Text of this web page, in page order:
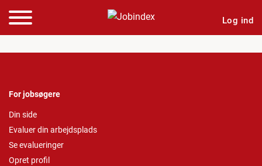
Log ind
For jobsøgere
Din side
Evaluer din arbejdsplads
Se evalueringer
Opret profil